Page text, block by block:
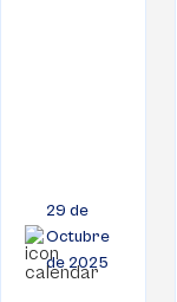
29 de
Octubre
de 2025